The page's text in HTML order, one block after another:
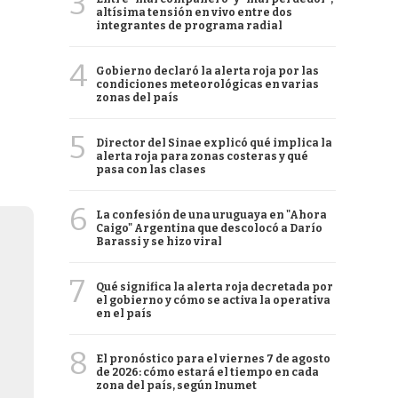
altísima tensión en vivo entre dos
integrantes de programa radial
4
Gobierno declaró la alerta roja por las
condiciones meteorológicas en varias
zonas del país
5
Director del Sinae explicó qué implica la
alerta roja para zonas costeras y qué
pasa con las clases
6
La confesión de una uruguaya en "Ahora
Caigo" Argentina que descolocó a Darío
Barassi y se hizo viral
7
Qué significa la alerta roja decretada por
el gobierno y cómo se activa la operativa
en el país
8
El pronóstico para el viernes 7 de agosto
de 2026: cómo estará el tiempo en cada
zona del país, según Inumet